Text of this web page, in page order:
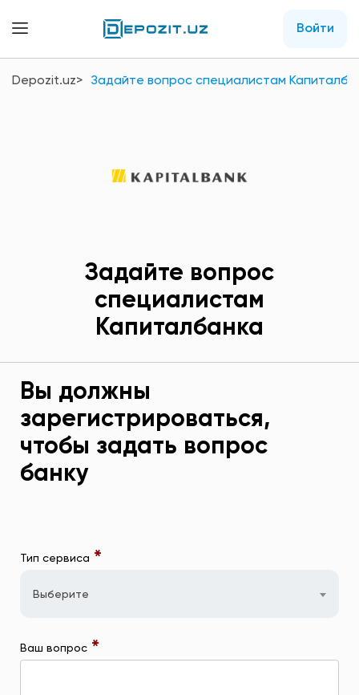
Войти
Depozit.uz Задайте вопрос специалистам
Задайте вопрос
специалистам
Капиталбанка
Вы должны
зарегистрироваться,
чтобы задать вопрос
банку
Тип сервиса *
Выберите
Ваш вопрос *